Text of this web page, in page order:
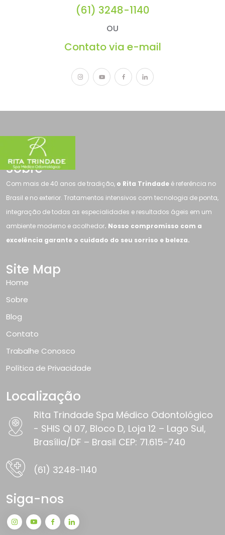
(61) 3248-1140
OU
Contato via e-mail
Sobre
Com mais de 40 anos de tradição, o Rita Trindade é referência no
Brasil e no exterior. Tratamentos intensivos com tecnologia de ponta,
integração de todas as especialidades e resultados ágeis em um
ambiente moderno e acolhedor. Nosso compromisso com a
excelência garante o cuidado do seu sorriso e beleza.
Site Map
Home
Sobre
Blog
Contato
Trabalhe Conosco
Política de Privacidade
Localização
Rita Trindade Spa Médico Odontológico
- SHIS QI 07, Bloco D, Loja 12 – Lago Sul,
Brasília/DF – Brasil CEP: 71.615-740
(61) 3248-1140
Siga-nos